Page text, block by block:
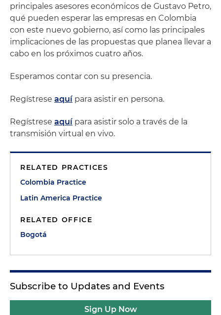
principales asesores económicos de Gustavo Petro,
qué pueden esperar las empresas en Colombia
con este nuevo gobierno, así como las principales
implicaciones de las propuestas que planea llevar a
cabo en los próximos cuatro años.
Esperamos contar con su presencia.
Regístrese aquípara asistir en persona.
Regístrese aquípara asistir solo a través de la
transmisión virtual en vivo.
RELATED PRACTICES
Colombia Practice
Latin America Practice
RELATED OFFICE
Bogotá
Subscribe to Updates and Events
Sign Up Now